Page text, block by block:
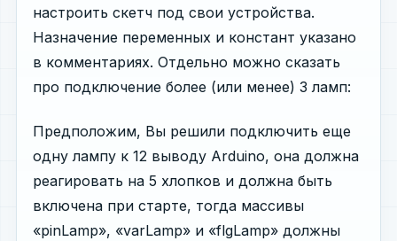
настроить скетч под свои устройства.
Назначение переменных и констант указано
в комментариях. Отдельно можно сказать
про подключение более (или менее) 3 ламп:
Предположим, Вы решили подключить еще
одну лампу к 12 выводу Arduino, она должна
реагировать на 5 хлопков и должна быть
включена при старте, тогда массивы
«pinLamp», «varLamp» и «flgLamp» должны